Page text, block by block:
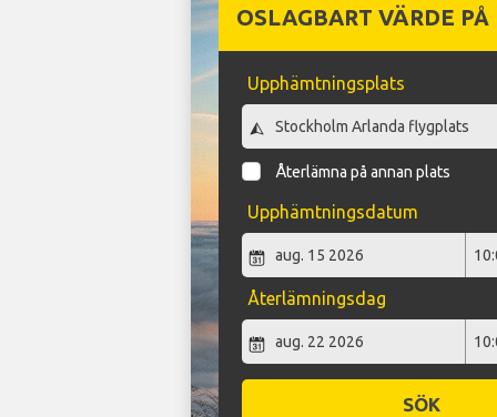
OSLAGBART VÄRDE
Upphämtningsplats
Återlämna på annan plats
Upphämtningsdatum
Återlämningsdag
SÖK